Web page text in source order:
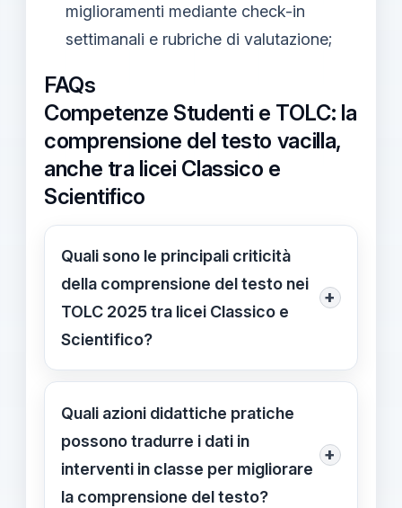
miglioramenti mediante check-in
settimanali e rubriche di valutazione;
FAQs
Competenze Studenti e TOLC: la
comprensione del testo vacilla,
anche tra licei Classico e
Scientifico
Quali sono le principali criticità
della comprensione del testo nei
TOLC 2025 tra licei Classico e
Scientifico?
+
La comprensione del testo resta la
sfida principale nei TOLC: diminuzione
generale delle prestazioni e una
flessione più marcata rispetto alle
altre competenze. Il Classico mostra
Quali azioni didattiche pratiche
possono tradurre i dati in
interventi in classe per migliorare
la comprensione del testo?
+